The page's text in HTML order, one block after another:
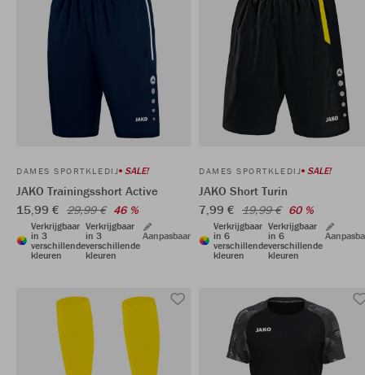
DAMES SPORTKLEDIJ SALE!
JAKO Trainingsshort Active
15,99 € 29,99 € 46 %
Verkrijgbaar
in 3
verschillende
kleuren
Verkrijgbaar
in 3
verschillende
kleuren
Aanpasbaar
DAMES SPORTKLEDIJ SALE!
JAKO Short Turin
7,99 € 19,99 € 60 %
Verkrijgbaar
in 6
verschillende
kleuren
Verkrijgbaar
in 6
verschillende
kleuren